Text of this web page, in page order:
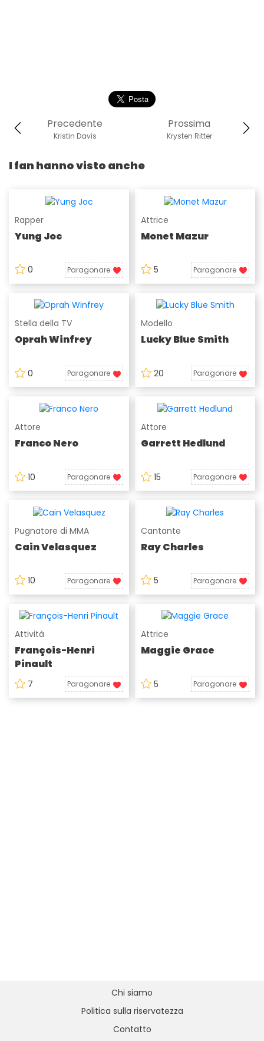
Prossima
Krysten Ritter
Precedente
Kristin Davis
I fan hanno visto anche
Rapper
Yung Joc
0 Paragonare
Attrice
Monet Mazur
5 Paragonare
Stella della TV
Oprah Winfrey
0 Paragonare
Modello
Lucky Blue Smith
20 Paragonare
Attore
Franco Nero
10 Paragonare
Attore
Garrett Hedlund
15 Paragonare
Pugnatore di MMA
Cain Velasquez
10 Paragonare
Cantante
Ray Charles
5 Paragonare
Attività
François-Henri
Pinault
7 Paragonare
Attrice
Maggie Grace
5 Paragonare
Chi siamo
Politica sulla riservatezza
Contatto